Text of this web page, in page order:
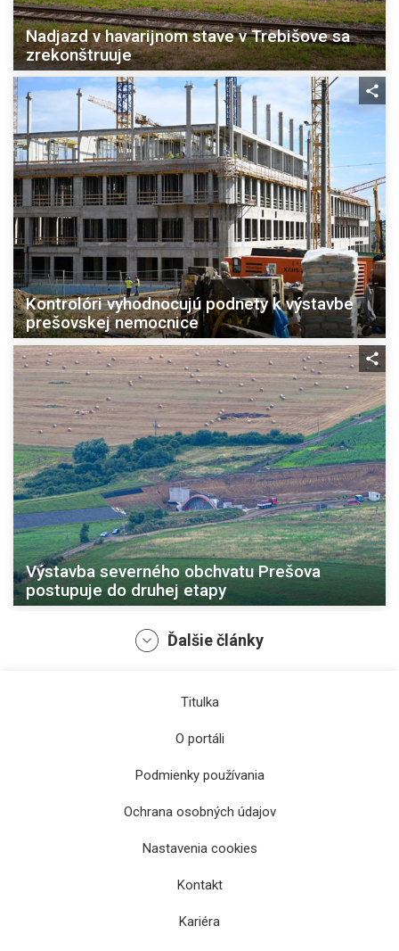
Nadjazd v havarijnom stave v Trebišove sa
zrekonštruuje
Kontrolóri vyhodnocujú podnety k výstavbe
prešovskej nemocnice
Výstavba severného obchvatu Prešova
postupuje do druhej etapy
Župan Rastislav Trnka: Za osem rokov
vzrástla cena asfaltu a jeho pokládka
Ďalšie články
Titulka
O portáli
Podmienky používania
Ochrana osobných údajov
Nastavenia cookies
Kontakt
Kariéra